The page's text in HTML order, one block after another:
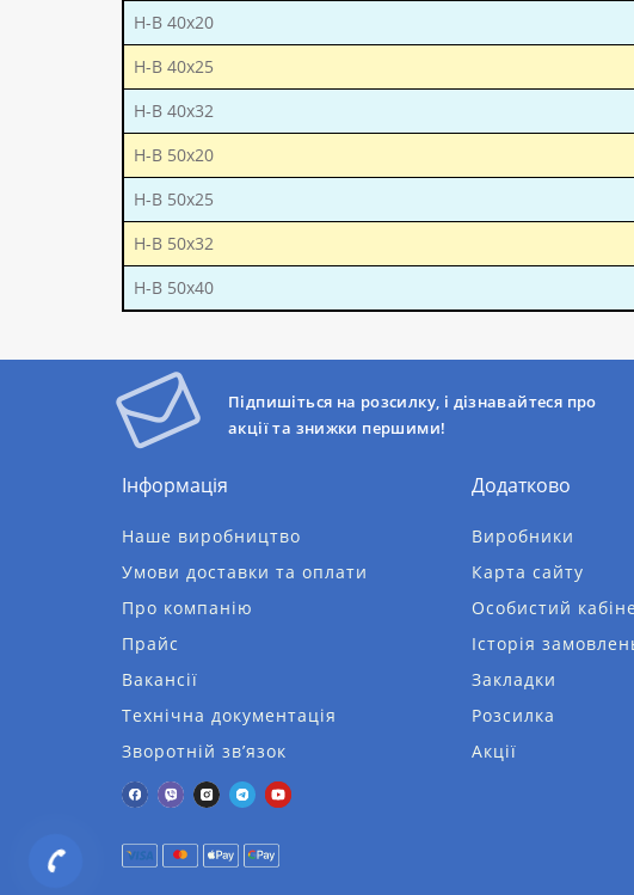
Н-В 40х20
Н-В 40х25
Н-В 40х32
Н-В 50х20
Н-В 50х25
Н-В 50х32
Н-В 50х40
Підпишіться на розсилку, і дізнавайтеся про
акції та знижки першими!
Інформація
Наше виробництво
Умови доставки та оплати
Про компанію
Прайс
Вакансії
Технічна документація
Зворотній зв’язок
Додатково
Виробники
Карта сайту
Особистий
Історія
Закладки
Розсилка
Акції